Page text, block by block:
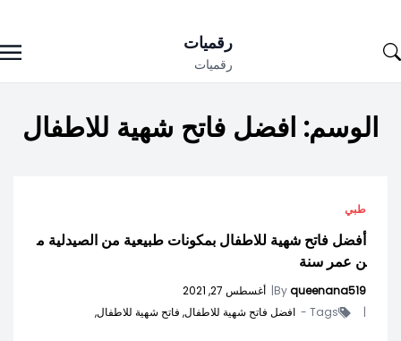
to
رقميات
رقميات
الوسم: افضل فاتح شهية للاطفال
طبي
أفضل فاتح شهية للاطفال بمكونات طبيعية من الصيدلية م
ن عمر سنة
Byqueenana519
| أغسطس 27, 2021
|
Tags - افضل فاتح شهية للاطفال, فاتح شهية للاطفال,